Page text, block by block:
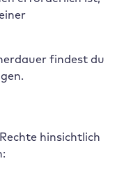
findest du
hinsichtlich